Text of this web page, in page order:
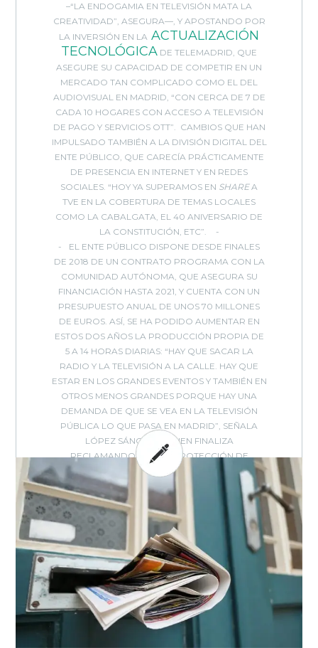
–“LA ENDOGAMIA EN TELEVISIÓN MATA LA
CREATIVIDAD”, ASEGURA—, Y APOSTANDO POR
LA INVERSIÓN EN LA ACTUALIZACIÓN
TECNOLÓGICA DE TELEMADRID, QUE
ASEGURE SU CAPACIDAD DE COMPETIR EN UN
MERCADO TAN COMPLICADO COMO EL DEL
AUDIOVISUAL EN MADRID, “CON CERCA DE 7 DE
CADA 10 HOGARES CON ACCESO A TELEVISIÓN
DE PAGO Y SERVICIOS OTT”. CAMBIOS QUE HAN
IMPULSADO TAMBIÉN A LA DIVISIÓN DIGITAL DEL
ENTE PÚBLICO, QUE CARECÍA PRÁCTICAMENTE
DE PRESENCIA EN INTERNET Y EN REDES
SOCIALES. “HOY YA SUPERAMOS EN SHAREA
TVE EN LA COBERTURA DE TEMAS LOCALES
COMO LA CABALGATA, EL 40 ANIVERSARIO DE
LA CONSTITUCIÓN, ETC”.
EL ENTE PÚBLICO DISPONE DESDE FINALES
DE 2018 DE UN CONTRATO PROGRAMA CON LA
COMUNIDAD AUTÓNOMA, QUE ASEGURA SU
FINANCIACIÓN HASTA 2021, Y CUENTA CON UN
PRESUPUESTO ANUAL DE UNOS 70 MILLONES
DE EUROS. ASÍ, SE HA PODIDO AUMENTAR EN
ESTOS DOS AÑOS LA PRODUCCIÓN PROPIA DE
5 A 14 HORAS DIARIAS: “HAY QUE SACAR LA
RADIO Y LA TELEVISIÓN A LA CALLE. HAY QUE
ESTAR EN LOS GRANDES EVENTOS Y TAMBIÉN EN
OTROS MENOS GRANDES PORQUE HAY UNA
DEMANDA DE QUE SE VEA EN LA TELEVISIÓN
PÚBLICA LO QUE PASA EN MADRID”, SEÑALA
LÓPEZ SÁNCHEZ, QUIEN FINALIZA
RECLAMANDO QUE LA PROTECCIÓN DE
TELEMADRID DEBERÍA ESTAR RECOGIDA EN EL
ARTICULADO DELESTATUTO DE
AUTONOMÍA DE LA COMUNIDAD
DE MADRID.
BY: EVOCA - IN:ENCUENTROS
EVOCA,ENTREVISTA,EVENTOS,INTERNET,MEDIOS
MEDIOS
ONLINE,POLÍTICA,TRANSFORMACIÓN DIGITAL,TV,VIDEO- 0 COMMENTS